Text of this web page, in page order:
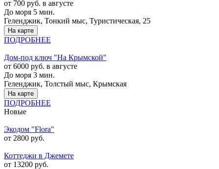
от 700 руб. в августе
До моря 5 мин.
Геленджик, Тонкий мыс, Туристическая, 25
На карте
ПОДРОБНЕЕ
Дом-под ключ "На Крымской"
от 6000 руб. в августе
До моря 3 мин.
Геленджик, Толстый мыс, Крымская
На карте
ПОДРОБНЕЕ
Новые
Экодом "Flora"
от 2800 руб.
Коттеджи в Джемете
от 13200 руб.